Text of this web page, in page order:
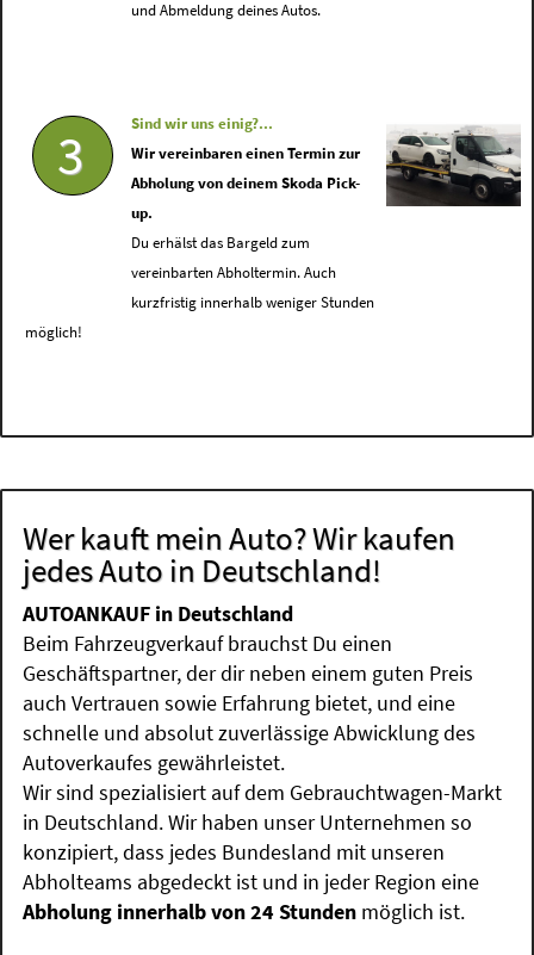
und Abmeldung deines Autos.
3
Sind wir uns einig?...
Wir vereinbaren einen Termin zur
Abholung von deinem Skoda Pick-
up.
Du erhälst das Bargeld zum
vereinbarten Abholtermin. Auch
kurzfristig innerhalb weniger Stunden
möglich!
Wer kauft mein Auto? Wir kaufen
jedes Auto in Deutschland!
AUTOANKAUF in Deutschland
Beim Fahrzeugverkauf brauchst Du einen
Geschäftspartner, der dir neben einem guten Preis
auch Vertrauen sowie Erfahrung bietet, und eine
schnelle und absolut zuverlässige Abwicklung des
Autoverkaufes gewährleistet.
Wir sind spezialisiert auf dem Gebrauchtwagen-Markt
in Deutschland. Wir haben unser Unternehmen so
konzipiert, dass jedes Bundesland mit unseren
Abholteams abgedeckt ist und in jeder Region eine
Abholung innerhalb von 24 Stunden möglich ist.